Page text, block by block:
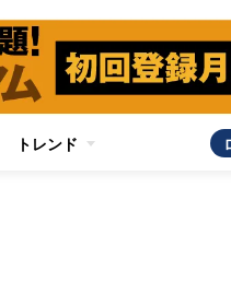
トレンド